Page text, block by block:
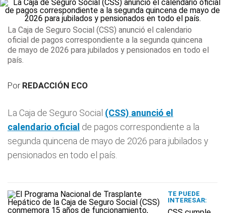
La Caja de Seguro Social (CSS) anunció el calendario
oficial de pagos correspondiente a la segunda quincena
de mayo de 2026 para jubilados y pensionados en todo el
país.
Por REDACCIÓN ECO
La Caja de Seguro Social (CSS) anunció el
calendario oficial de pagos correspondiente a la
segunda quincena de mayo de 2026 para jubilados y
pensionados en todo el país.
TE PUEDE
INTERESAR: